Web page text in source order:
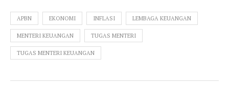
APBN EKONOMI INFLASI LEMBAGA KEUANGAN
MENTERI KEUANGAN TUGAS MENTERI
TUGAS MENTERI KEUANGAN